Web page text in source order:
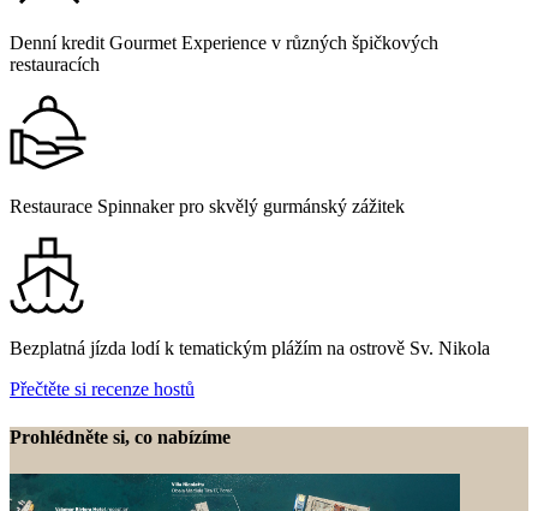
Denní kredit Gourmet Experience v různých špičkových
restauracích
Restaurace Spinnaker pro skvělý gurmánský zážitek
Bezplatná jízda lodí k tematickým plážím na ostrově Sv. Nikola
Přečtěte si recenze hostů
Prohlédněte si, co nabízíme